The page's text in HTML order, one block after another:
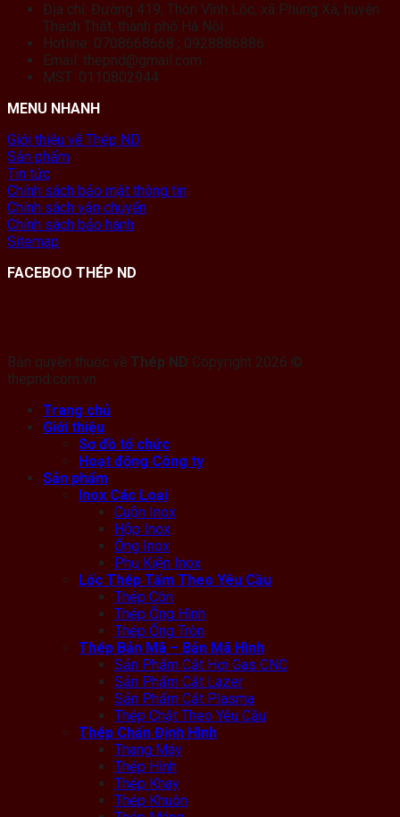
Địa chỉ: Đường 419, Thôn Vĩnh Lộc, xã Phùng Xá, huyện
Thạch Thất, thành phố Hà Nội
Hotline: 0708668668 ; 0928886886
Email: thepnd@gmail.com
MST: 0110802944
MENU NHANH
Giới thiệu về Thép ND
Sản phẩm
Tin tức
Chính sách bảo mật thông tin
Chính sách vận chuyển
Chính sách bảo hành
Sitemap
FACEBOO THÉP ND
Bản quyền thuộc về Thép ND Copyright 2026 ©
thepnd.com.vn
Trang chủ
Giới thiệu
Sơ đồ tổ chức
Hoạt động Công ty
Sản phẩm
Inox Các Loại
Cuộn Inox
Hộp Inox
Ống Inox
Phụ Kiện Inox
Lốc Thép Tấm Theo Yêu Cầu
Thép Côn
Thép Ống Hình
Thép Ống Tròn
Thép Bản Mã – Bản Mã Hình
Sản Phẩm Cắt Hơi Gas CNC
Sản Phẩm Cắt Lazer
Sản Phẩm Cắt Plasma
Thép Chặt Theo Yêu Cầu
Thép Chấn Định Hình
Thang Máy
Thép Hình
Thép Khay
Thép Khuôn